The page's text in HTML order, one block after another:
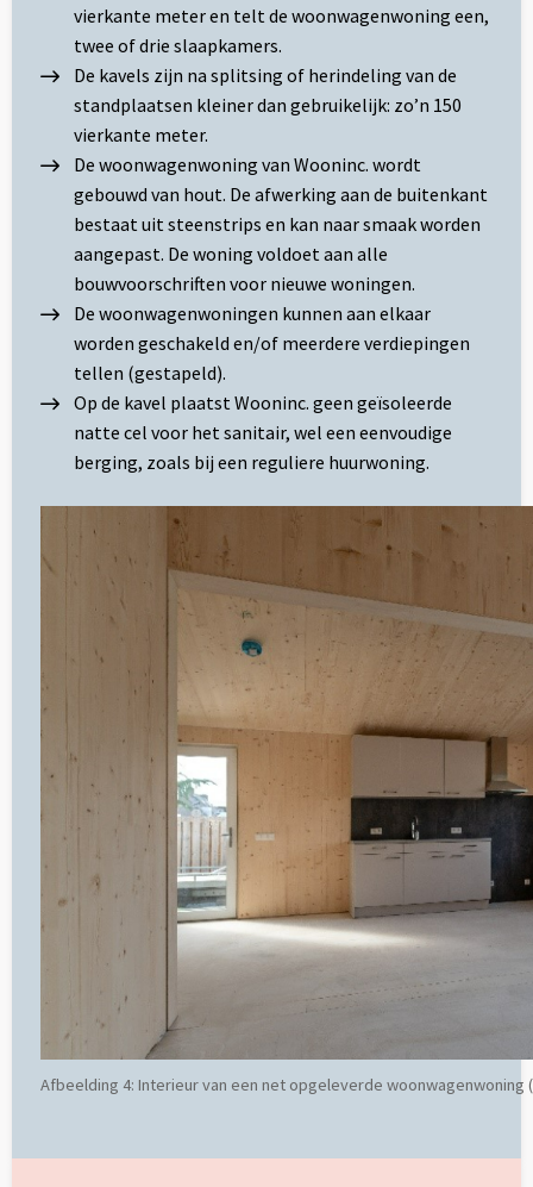
vierkante meter en telt de woonwagenwoning een,
twee of drie slaapkamers.
De kavels zijn na splitsing of herindeling van de
standplaatsen kleiner dan gebruikelijk: zo’n 150
vierkante meter.
De woonwagenwoning van Wooninc. wordt
gebouwd van hout. De afwerking aan de buitenkant
bestaat uit steenstrips en kan naar smaak worden
aangepast. De woning voldoet aan alle
bouwvoorschriften voor nieuwe woningen.
De woonwagenwoningen kunnen aan elkaar
worden geschakeld en/of meerdere verdiepingen
tellen (gestapeld).
Op de kavel plaatst Wooninc. geen geïsoleerde
natte cel voor het sanitair, wel een eenvoudige
berging, zoals bij een reguliere huurwoning.
Afbeelding 4: Interieur van een net opgeleverde woonwagenwoning